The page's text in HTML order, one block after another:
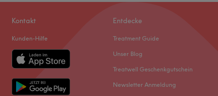
Gründlich 6
Kontakt
Kunden-Hilfe
Entdecke
Treatment Guide
Unser Blog
Treatwell Geschenkgutschein
Newsletter Anmeldung